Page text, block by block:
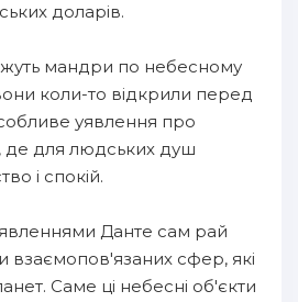
доларів.
мандри по небесному
коли-то відкрили перед
уявлення про
де для людських душ
і спокій.
Данте сам рай
взаємопов'язаних сфер, які
Саме ці небесні об'єкти